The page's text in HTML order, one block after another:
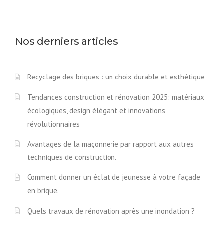
Nos derniers articles
Recyclage des briques : un choix durable et esthétique
Tendances construction et rénovation 2025: matériaux
écologiques, design élégant et innovations
révolutionnaires
Avantages de la maçonnerie par rapport aux autres
techniques de construction.
Comment donner un éclat de jeunesse à votre façade
en brique.
Quels travaux de rénovation après une inondation ?